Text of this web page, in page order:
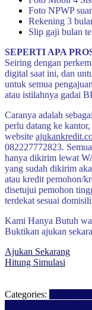
Foto NPWP
Rekening 3
Slip gaji bulan
SEPERTI APA
Seiring dengan
digital saat ini, dan
untuk semua
atau istilahnya gadai
Caranya adalah
perlu datang ke
website
082227772823.
hanya dikirim lewat
yang sudah dikirim
atau kredit pemohon/
disetujui pemohon
terdekat sesuai
Kami Hanya Butuh
Buktikan ajukan
Ajukan Sekarang
Hitung Simulasi
Categories: